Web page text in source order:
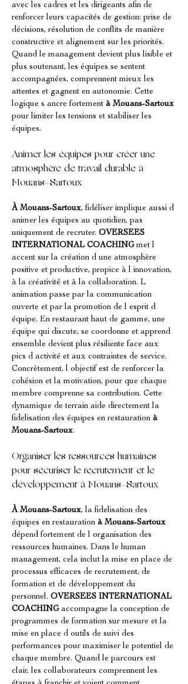
avec les cadres et les dirigeants afin de
renforcer leurs capacités de gestion: prise de
décisions, résolution de conflits de manière
constructive et alignement sur les priorités.
Quand le management devient plus lisible et
plus soutenant, les équipes se sentent
accompagnées, comprennent mieux les
attentes et gagnent en autonomie. Cette
logique s ancre fortement à Mouans-Sartoux
pour limiter les tensions et stabiliser les
équipes.
Animer les équipes pour créer une
atmosphère de travail durable à
Mouans-Sartoux
À Mouans-Sartoux, fidéliser implique aussi d
animer les équipes au quotidien, pas
uniquement de recruter. OVERSEES
INTERNATIONAL COACHING met l
accent sur la création d une atmosphère
positive et productive, propice à l innovation,
à la créativité et à la collaboration. L
animation passe par la communication
ouverte et par la promotion de l esprit d
équipe. En restaurant haut de gamme, une
équipe qui discute, se coordonne et apprend
ensemble devient plus résiliente face aux
pics d activité et aux contraintes de service.
Concrètement, l objectif est de renforcer la
cohésion et la motivation, pour que chaque
membre comprenne sa contribution. Cette
dynamique de terrain aide directement la
fidelisation des équipes en restauration à
Mouans-Sartoux.
Organiser les ressources humaines
pour sécuriser le recrutement et le
développement à Mouans-Sartoux
À Mouans-Sartoux, la fidelisation des
équipes en restauration à Mouans-Sartoux
dépend fortement de l organisation des
ressources humaines. Dans le human
management, cela inclut la mise en place de
processus efficaces de recrutement, de
formation et de développement du
personnel. OVERSEES INTERNATIONAL
COACHING accompagne la conception de
programmes de formation sur mesure et la
mise en place d outils de suivi des
performances pour maximiser le potentiel de
chaque membre. Quand le parcours est
clair, les collaborateurs comprennent les